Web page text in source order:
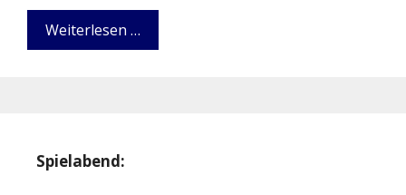
Weiterlesen …
Spielabend: